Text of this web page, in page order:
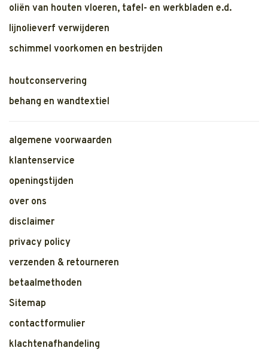
oliën van houten vloeren, tafel- en werkbladen e.d.
lijnolieverf verwijderen
schimmel voorkomen en bestrijden
houtconservering
behang en wandtextiel
algemene voorwaarden
klantenservice
openingstijden
over ons
disclaimer
privacy policy
verzenden & retourneren
betaalmethoden
Sitemap
contactformulier
klachtenafhandeling